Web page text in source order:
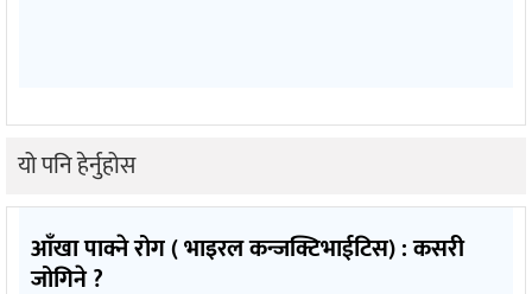
यो पनि हेर्नुहोस
आँखा पाक्ने रोग ( भाइरल कन्जक्टिभाईटिस) : कसरी
जोगिने ?